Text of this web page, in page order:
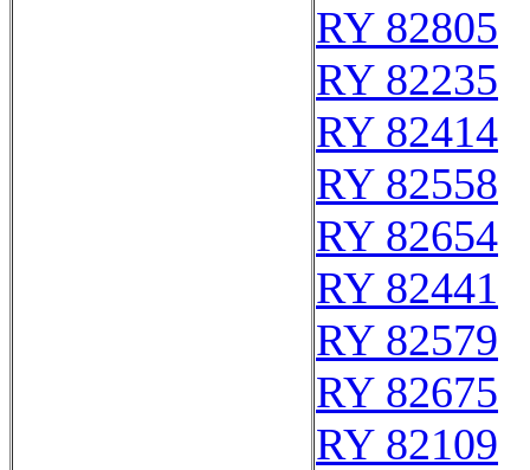
RY 82805
RY 82235
RY 82414
RY 82558
RY 82654
RY 82441
RY 82579
RY 82675
RY 82109